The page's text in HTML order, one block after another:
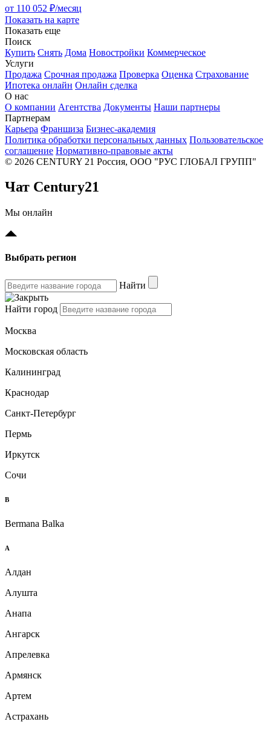
от 110 052 ₽/месяц
Показать на карте
Показать еще
Поиск
Купить Снять Дома Новостройки Коммерческое
Услуги
Продажа Срочная продажа Проверка Оценка Страхование
Ипотека онлайн Онлайн сделка
О нас
О компании Агентства Документы Наши партнеры
Партнерам
Карьера Франшиза Бизнес-академия
Политика обработки персональных данных Пользовательское
соглашение Нормативно-правовые акты
© 2026 CENTURY 21 Россия, ООО "РУС ГЛОБАЛ ГРУПП"
Чат Century21
Мы онлайн
Выбрать регион
Найти
Найти город
Москва
Московская область
Калининград
Краснодар
Санкт-Петербург
Пермь
Иркутск
Сочи
B
Bermana Balka
А
Алдан
Алушта
Анапа
Ангарск
Апрелевка
Армянск
Артем
Астрахань